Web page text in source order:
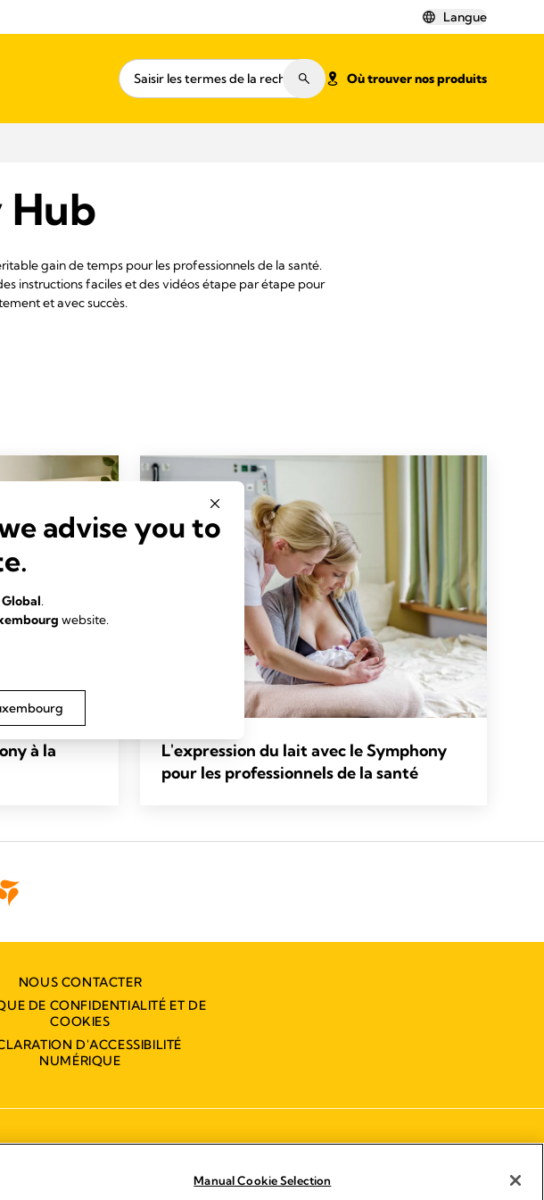
Langue
Où trouver nos produits
Hub
gain de temps pour les professionnels de la santé.
instructions faciles et des vidéos étape par étape pour
et avec succès.
à la
L'expression du lait avec le Symphony
pour les professionnels de la santé
NOUS CONTACTER
DE CONFIDENTIALITÉ ET DE
COOKIES
D'ACCESSIBILITÉ
NUMÉRIQUE
advise you to
Global.
website.
Manual Cookie Selection